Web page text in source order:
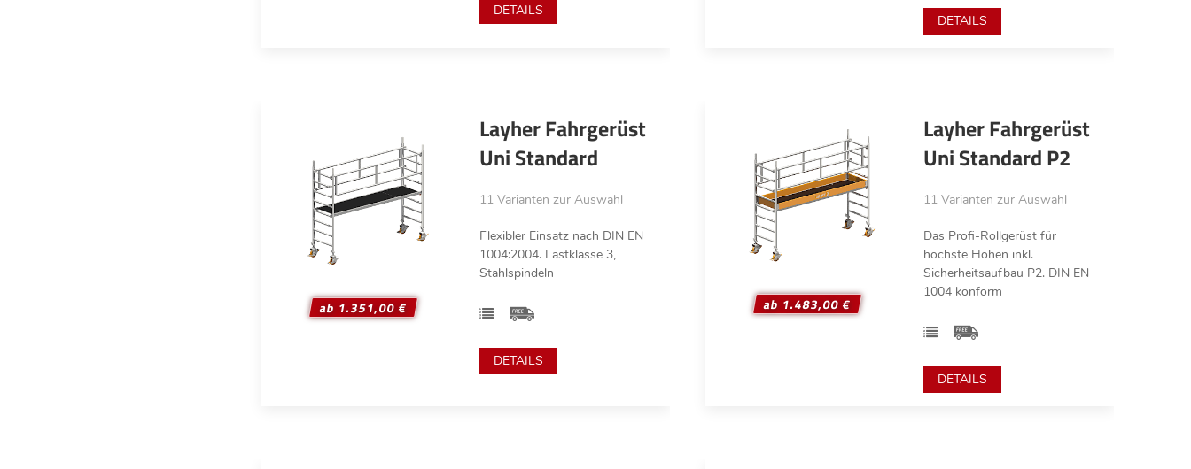
DETAILS
DETAILS
ab 1.351,00 €
Layher Fahrgerüst
Uni Standard
11 Varianten zur Auswahl
Flexibler Einsatz nach DIN EN
1004:2004. Lastklasse 3,
Stahlspindeln
DETAILS
ab 1.483,00 €
Layher Fahrgerüst
Uni Standard P2
11 Varianten zur Auswahl
Das Profi-Rollgerüst für
höchste Höhen inkl.
Sicherheitsaufbau P2. DIN EN
1004 konform
DETAILS